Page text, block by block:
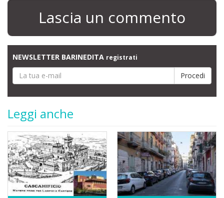
Lascia un commento
NEWSLETTER BARINEDITA registrati
Leggi anche